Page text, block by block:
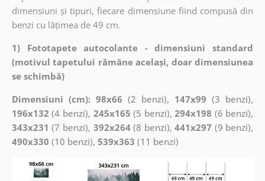
dimensiuni și tipuri, fiecare dimensiune fiind compusă din
benzi cu lățimea de 49 cm.
1) Fototapete autocolante - dimensiuni standard
(motivul tapetului rămâne același, doar dimensiunea
se schimbă)
Dimensiuni (cm): 98x66 (2 benzi), 147x99 (3 benzi),
196x132 (4 benzi), 245x165 (5 benzi),294x198 (6 benzi),
343x231 (7 benzi), 392x264(8 benzi),441x297 (9 benzi),
490x330 (10 benzi), 539x363 (11 benzi)